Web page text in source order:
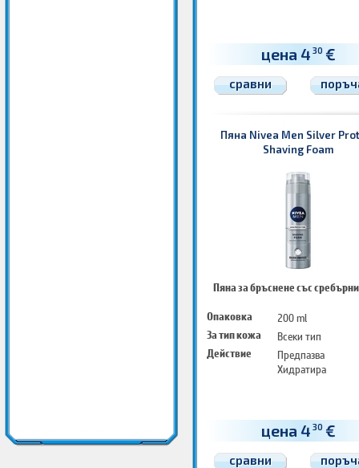
цена 4 30 €
сравни
Пяна Nivea Men Silver
Shaving Foam
Пяна за бръснене със
Опаковка
200 ml
За тип кожа
Всеки тип
Действие
Предпазва
Хидратира
цена 4 30 €
сравни